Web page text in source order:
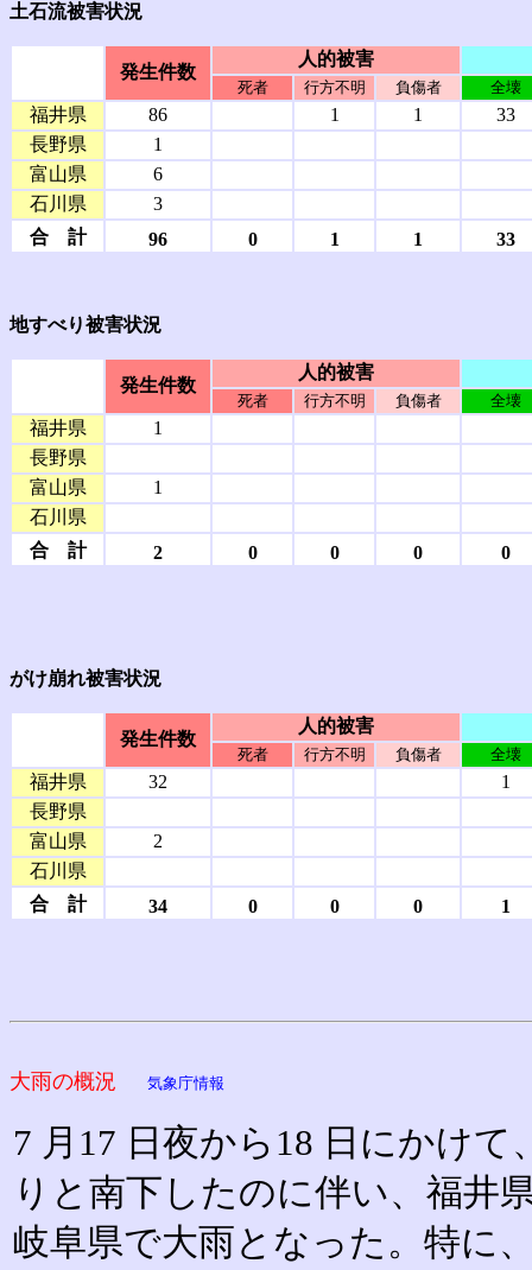
土石流被害状況
発生件数
人的被害
死者 行方不明 負傷者 全壊
福井県 86 1 1
33
長野県
1
富山県
6
石川県
3
合 計
96 0 1 1 33
地すべり被害状況
発生件数
人的被害
死者 行方不明 負傷者 全壊
福井県
1
長野県
富山県
1
石川県
合 計
2 0 0 0 0
がけ崩れ被害状況
発生件数
人的被害
死者 行方不明 負傷者 全壊
福井県 32
1
長野県
富山県
2
石川県
合 計
34 0 0 0 1
大雨の概況 気象庁情報
7 月17 日夜から18 日にかけ
りと南下したのに伴い、福井
岐阜県で大雨となった。特に